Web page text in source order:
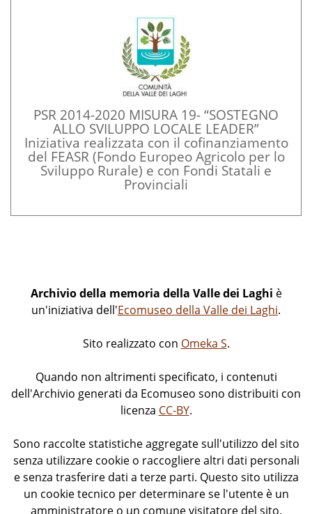
PSR 2014-2020 MISURA 19- “SOSTEGNO
ALLO SVILUPPO LOCALE LEADER”
Iniziativa realizzata con il cofinanziamento
del FEASR (Fondo Europeo Agricolo per lo
Sviluppo Rurale) e con Fondi Statali e
Provinciali
Archivio della memoria della Valle dei Laghi è
un'iniziativa dell'Ecomuseo della Valle dei Laghi.
Sito realizzato con Omeka S.
Quando non altrimenti specificato, i contenuti
dell'Archivio generati da Ecomuseo sono distribuiti con
licenza CC-BY.
Sono raccolte statistiche aggregate sull'utilizzo del sito
senza utilizzare cookie o raccogliere altri dati personali
e senza trasferire dati a terze parti. Questo sito utilizza
un cookie tecnico per determinare se l'utente è un
amministratore o un comune visitatore del sito.